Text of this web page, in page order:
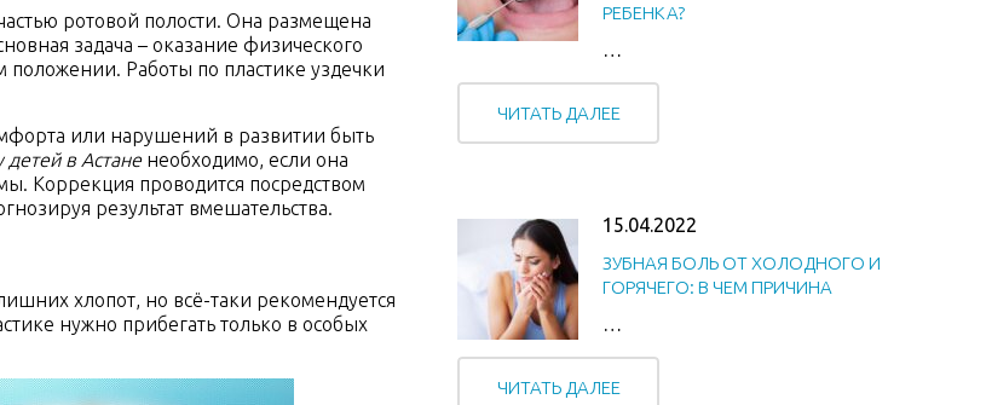
ротовой полости. Она размещена
задача – оказание физического
Работы по пластике уздечки
или нарушений в развитии быть
детей в Астаненеобходимо, если она
Коррекция проводится посредством
результат вмешательства.
хлопот, но всё-таки рекомендуется
нужно прибегать только в особых
РЕБЕНКА?
…
ЧИТАТЬ ДАЛЕЕ
15.04.2022
ЗУБНАЯ БОЛЬ ОТ ХОЛОДНОГО И
ГОРЯЧЕГО: В ЧЕМ ПРИЧИНА
…
ЧИТАТЬ ДАЛЕЕ